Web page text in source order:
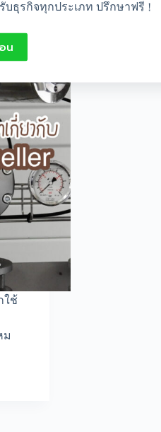
บธุรกิจทุกประเภท ปรึกษาฟรี !
น
ใช้
ม